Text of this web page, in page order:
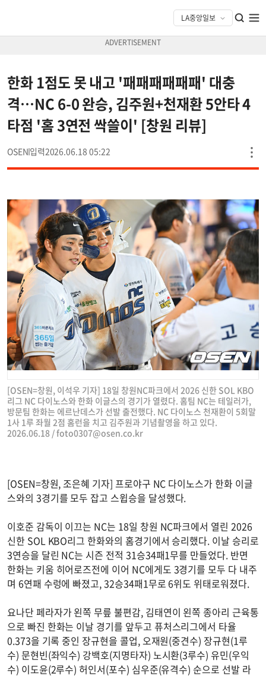
한화 1점도 못 내고 '패패패패패패' 대충
격…NC 6-0 완승, 김주원+천재환 5안타 4
타점 '홈 3연전 싹쓸이' [창원 리뷰]
OSEN 2026.06.18 05:22
[OSEN=창원, 이석우 기자] 18일 창원NC파크에서 2026 신한 SOL KBO
리그 NC 다이노스와 한화 이글스의 경기가 열렸다. 홈팀 NC는 테일러가,
방문팀 한화는 에르난데스가 선발 출전했다. NC 다이노스 천재환이 5회말
1사 1루 좌월 2점 홈런을 치고 김주원과 기념촬영을 하고 있다.
2026.06.18 /foto0307@osen.co.kr
[OSEN=창원, 조은혜 기자] 프로야구 NC 다이노스가 한화 이글
스와의 3경기를 모두 잡고 스윕승을 달성했다.
이호준 감독이 이끄는 NC는 18일 창원 NC파크에서 열린 2026
신한 SOL KBO리그 한화와의 홈경기에서 승리했다. 이날 승리로
3연승을 달린 NC는 시즌 전적 31승34패1무를 만들었다. 반면
한화는 키움 히어로즈전에 이어 NC에게도 3경기를 모두 다 내주
며 6연패 수렁에 빠졌고, 32승34패1무로 6위도 위태로워졌다.
요나단 페라자가 왼쪽 무릎 불편감, 김태연이 왼쪽 종아리 근육통
으로 빠진 한화는 이날 경기를 앞두고 퓨처스리그에서 타율
0.373을 기록 중인 장규현을 콜업, 오재원(중견수) 장규현(1루
수) 문현빈(좌익수) 강백호(지명타자) 노시환(3루수) 유민(우익
수) 이도윤(2루수) 허인서(포수) 심우준(유격수) 순으로 선발 라